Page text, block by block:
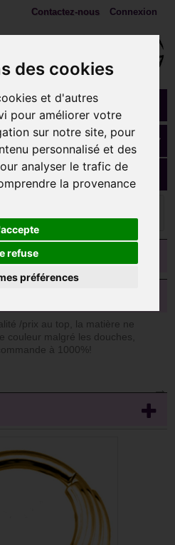
des cookies
et d'autres
pour améliorer votre
sur notre site, pour
personnalisé et des
analyser le trafic de
la provenance
refuse
préférences
Connexion
Contactez-nous
spirales
doré or fin 1,2 mm TGPBH 005
/prix au top, la matière ne
couleur malgré les douches,
à 1000%!
→